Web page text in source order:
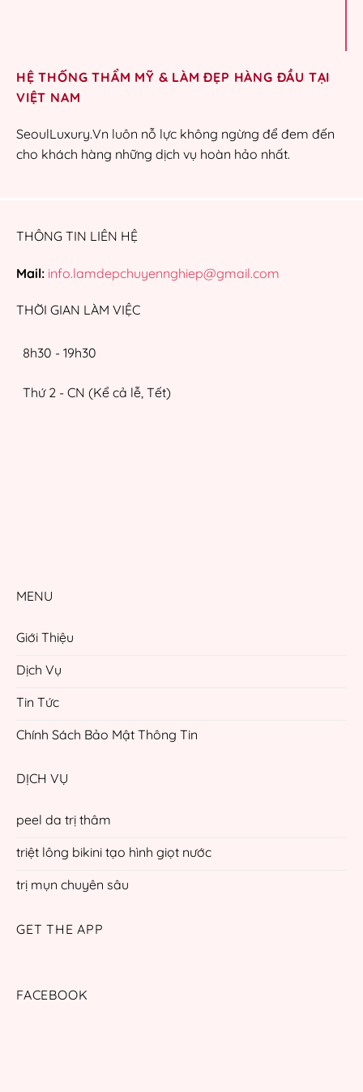
HỆ THỐNG THẨM MỸ & LÀM ĐẸP HÀNG ĐẦU TẠI
VIỆT NAM
SeoulLuxury.Vn luôn nỗ lực không ngừng để đem đến
cho khách hàng những dịch vụ hoàn hảo nhất.
THÔNG TIN LIÊN HỆ
Mail: info.lamdepchuyennghiep@gmail.com
THỜI GIAN LÀM VIỆC
8h30 - 19h30
Thứ 2 - CN (Kể cả lễ, Tết)
MENU
Giới Thiệu
Dịch Vụ
Tin Tức
Chính Sách Bảo Mật Thông Tin
DỊCH VỤ
peel da trị thâm
triệt lông bikini tạo hình giọt nước
trị mụn chuyên sâu
GET THE APP
FACEBOOK